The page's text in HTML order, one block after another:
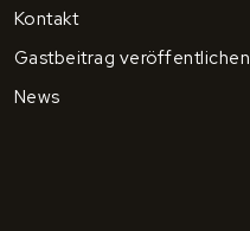
Kontakt
Gastbeitrag veröffentlichen
News